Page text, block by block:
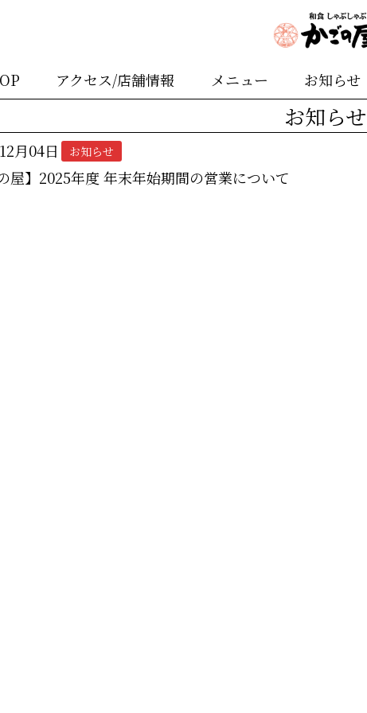
アクセス/店舗情報 メニュー お知らせ
お知らせ
月04日 お知らせ
屋】2025年度 年末年始期間の営業について